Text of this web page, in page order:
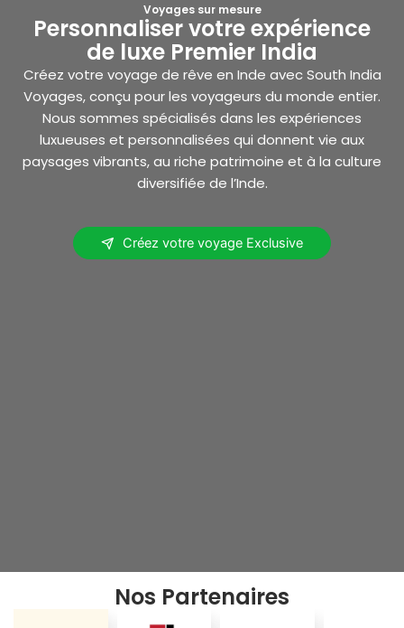
Voyages sur mesure
Personnaliser votre expérience
de luxe Premier India
Créez votre voyage de rêve en Inde avec South India
Voyages, conçu pour les voyageurs du monde entier.
Nous sommes spécialisés dans les expériences
luxueuses et personnalisées qui donnent vie aux
paysages vibrants, au riche patrimoine et à la culture
diversifiée de l’Inde.
Créez votre voyage Exclusive
Nos Partenaires